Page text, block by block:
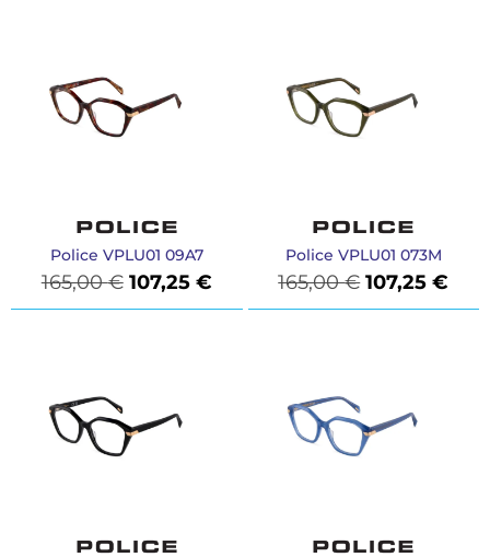
Police VPLU01 09A7
165,00€ 107,25 €
Police VPLU01 073M
165,00€ 107,25€